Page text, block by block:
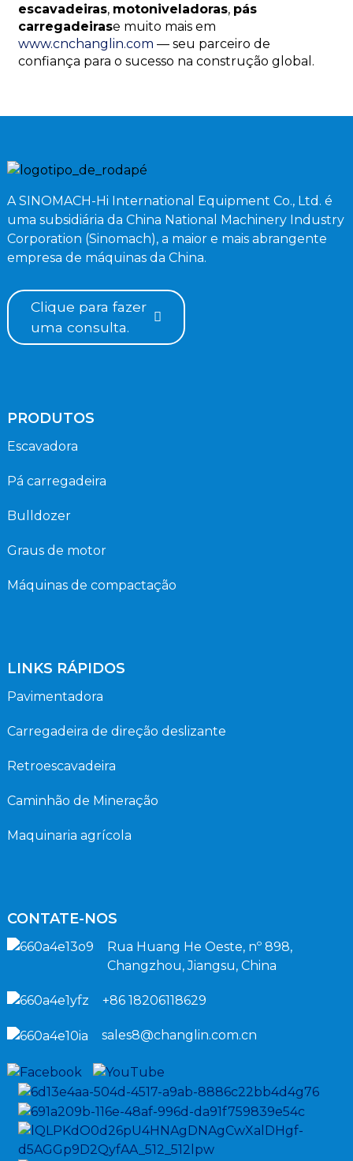
escavadeiras, motoniveladoras, pás
carregadeirase muito mais em
www.cnchanglin.com — seu parceiro de
confiança para o sucesso na construção global.
A SINOMACH-Hi International Equipment Co., Ltd. é
uma subsidiária da China National Machinery Industry
Corporation (Sinomach), a maior e mais abrangente
empresa de máquinas da China.
Clique para fazer
uma consulta.
PRODUTOS
Escavadora
Pá carregadeira
Bulldozer
Graus de motor
Máquinas de compactação
LINKS RÁPIDOS
Pavimentadora
Carregadeira de direção deslizante
Retroescavadeira
Caminhão de Mineração
Maquinaria agrícola
CONTATE-NOS
Rua Huang He Oeste, nº 898,
Changzhou, Jiangsu, China
+86 18206118629
sales8@changlin.com.cn